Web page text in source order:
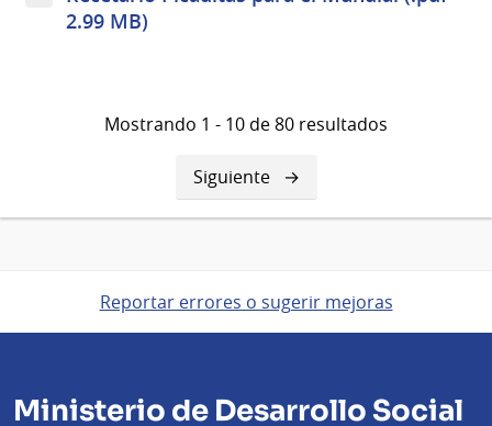
2.99 MB)
Mostrando 1 - 10 de 80 resultados
Siguiente
página
Siguiente
Reportar errores o sugerir mejoras
Ministerio de Desarrollo Social